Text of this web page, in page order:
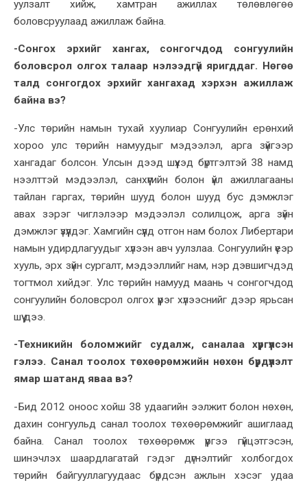
уулзалт хийж, хамтран ажиллах төлөвлөгөө
боловсруулаад ажиллаж байна.
-Сонгох эрхийг хангах, сонгогчдод сонгуулийн
боловсрол олгох талаар нэлээдгүй яригддаг. Нөгөө
талд сонгогдох эрхийг хангахад хэрхэн ажиллаж
байна вэ?
-Улс төрийн намын тухай хуулиар Сонгуулийн ерөнхий
хороо улс төрийн намуудыг мэдээлэл, арга зүйгээр
хангадаг болсон. Улсын дээд шүүхэд бүртгэлтэй 38 намд
нээлттэй мэдээлэл, санхүүгийн болон үйл ажиллагааны
тайлан гаргах, төрийн шууд болон шууд бус дэмжлэг
авах зэрэг чиглэлээр мэдээлэл солилцож, арга зүйн
дэмжлэг үзүүлдэг. Хамгийн сүүлд отгон нам болох Либертари
намын удирдлагуудыг хүлээн авч уулзлаа. Сонгуулийн үеэр
хууль, эрх зүйн сургалт, мэдээллийг нам, нэр дэвшигчдэд
тогтмол хийдэг. Улс төрийн намууд маань ч сонгогчдод
сонгуулийн боловсрол олгох үүрэг хүлээснийг дээр ярьсан
шүү дээ.
-Техникийн боломжийг судалж, саналаа хүргүүлсэн
гэлээ. Санал тоолох төхөөрөмжийн нөхөн бүрдүүлэлт
ямар шатанд яваа вэ?
-Бид 2012 оноос хойш 38 удаагийн ээлжит болон нөхөн,
дахин сонгуульд санал тоолох төхөөрөмжийг ашиглаад
байна. Санал тоолох төхөөрөмж үүргээ гүйцэтгэсэн,
шинэчлэх шаардлагатай гэдэг дүгнэлтийг холбогдох
төрийн байгууллагуудаас бүрдсэн ажлын хэсэг удаа